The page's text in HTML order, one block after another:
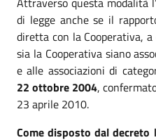
di legge anche se il
diretta con la Cooperativa, a
sia la Cooperativa siano
e alle associazioni di
22 ottobre 2004,
23 aprile 2010.
Come disposto dal